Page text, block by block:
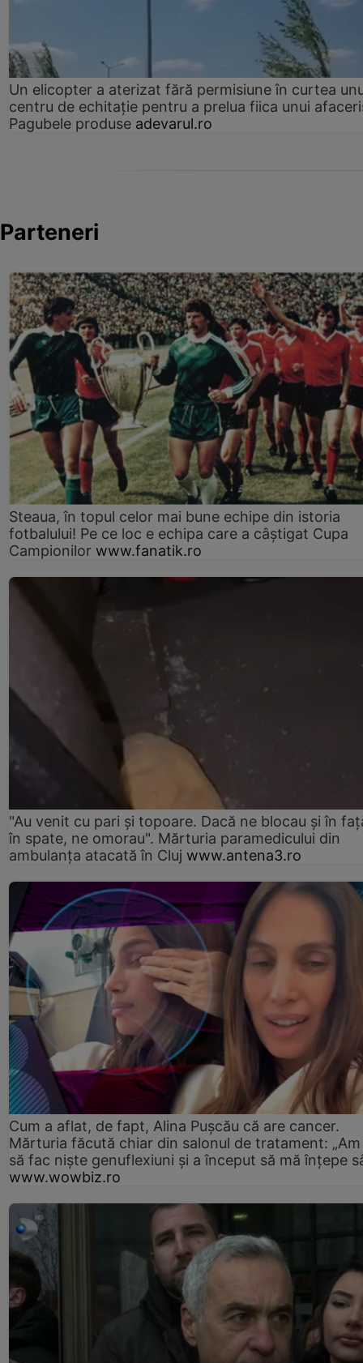
Un elicopter a aterizat fără permisiune în curtea
centru de echitație pentru a prelua fiica unui
Pagubele produse adevarul.ro
Parteneri
Steaua, în topul celor mai bune echipe din istoria
fotbalului! Pe ce loc e echipa care a câştigat Cupa
Campionilor www.fanatik.ro
"Au venit cu pari și topoare. Dacă ne blocau şi în
în spate, ne omorau". Mărturia paramedicului din
ambulanţa atacată în Cluj www.antena3.ro
Cum a aflat, de fapt, Alina Pușcău că are cancer.
Mărturia făcută chiar din salonul de tratament:
să fac niște genuflexiuni și a început să mă înțepe
www.wowbiz.ro